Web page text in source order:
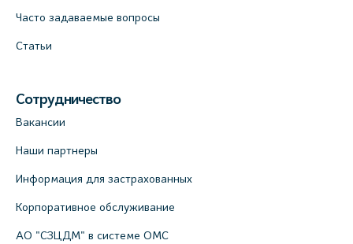
Часто задаваемые вопросы
Статьи
Сотрудничество
Вакансии
Наши партнеры
Информация для застрахованных
Корпоративное обслуживание
АО "СЗЦДМ" в системе ОМС